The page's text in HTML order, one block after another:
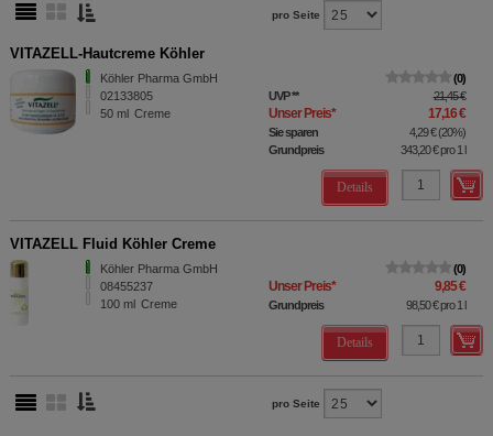
pro Seite
VITAZELL-Hautcreme Köhler
Köhler Pharma GmbH
02133805
50 ml Creme
0
UVP** 21,45 €
Unser Preis* 17,16 €
Sie sparen 4,29 €(20%)
Grundpreis
343,20 €pro 1 l
Details
VITAZELL Fluid Köhler Creme
Köhler Pharma GmbH
08455237
100 ml Creme
0
Unser Preis* 9,85 €
Grundpreis 98,50 €pro 1 l
Details
pro Seite